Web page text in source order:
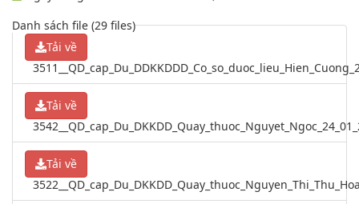
Danh sách file (29 files)
Tải về
Tải về
Tải về